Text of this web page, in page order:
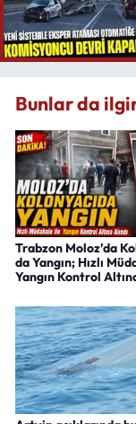
Bunlar da
Trabzon Moloz’da
da Yangın; Hızlı
Yangın Kontrol